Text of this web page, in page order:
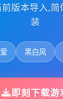
版本导入,
装
黑白风
即刻下载游